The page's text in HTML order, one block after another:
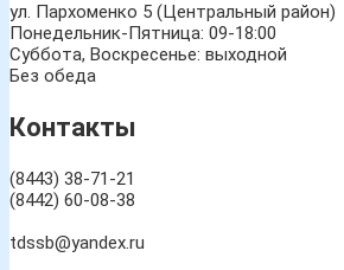
ул. Пархоменко 5 (Центральный район)
Понедельник-Пятница: 09-18:00
Суббота, Воскресенье: выходной
Без обеда
Контакты
(8443) 38-71-21
(8442) 60-08-38
tdssb@yandex.ru